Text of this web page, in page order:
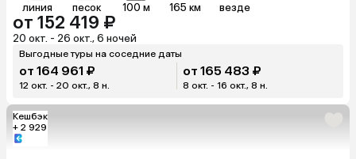
линия песок 100 м 165 км везде
от 152 419 ₽
20 окт. - 26 окт., 6 ночей
Выгодные туры на соседние даты
от 164 961 ₽
12 окт. - 20 окт., 8 н.
от 165 483 ₽
8 окт. - 16 окт., 8 н.
Кешбэк
+ 2 929